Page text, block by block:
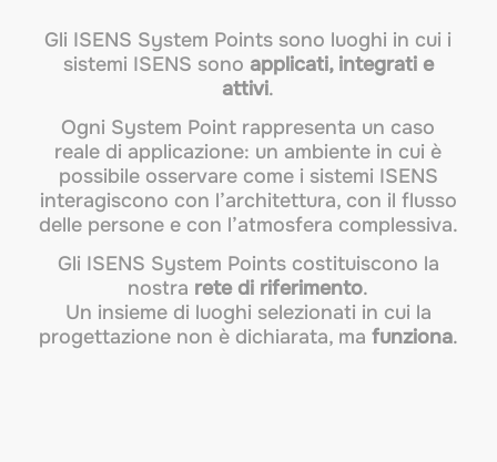
Gli ISENS System Points sono luoghi in cui i
sistemi ISENS sono applicati, integrati e
attivi.
Ogni System Point rappresenta un caso
reale di applicazione: un ambiente in cui è
possibile osservare come i sistemi ISENS
interagiscono con l’architettura, con il flusso
delle persone e con l’atmosfera complessiva.
Gli ISENS System Points costituiscono la
nostra rete di riferimento.
Un insieme di luoghi selezionati in cui la
progettazione non è dichiarata, ma funziona.